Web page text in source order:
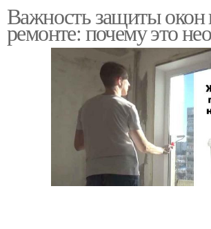
Мусор на окна
Пыль на окна
Важность защиты окон
ремонте: почему это